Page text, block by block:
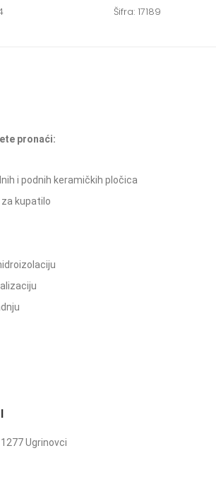
Šifra: 17189
pronaći:
i podnih keramičkih pločica
kupatilo
Ugrinovci